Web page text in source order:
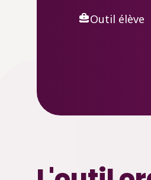
Outil élève